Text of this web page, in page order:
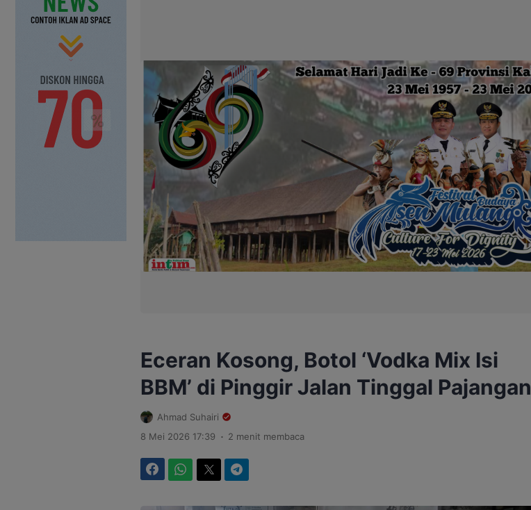
Eceran Kosong, Botol ‘Vodka Mix Isi
BBM’ di Pinggir Jalan Tinggal Pajangan
Ahmad Suhairi
8 Mei 2026 17:39 . 2 menit membaca